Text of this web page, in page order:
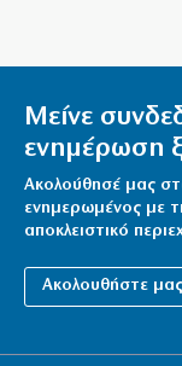
Πληθωρισμός:
ενοίκια, καύσιμα
8|08|2026 | 17:00
Μόλις 815 ευρώ
8|08|2026 | 16:30
Μείνε
ενημέρωση
Ακολούθησέ μας
ενημερωμένος με
αποκλειστικό
Ακολουθήστε